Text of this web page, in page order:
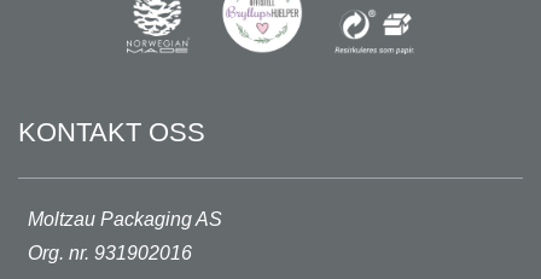
KONTAKT OSS
Moltzau Packaging AS
Org. nr. 931902016